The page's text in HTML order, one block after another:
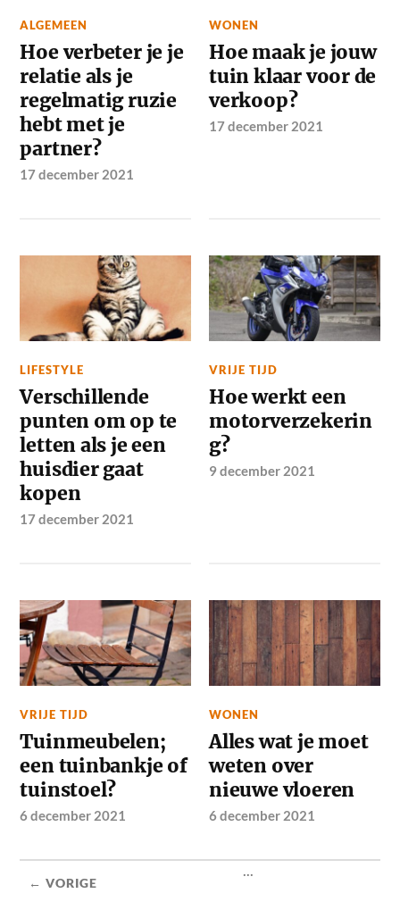
ALGEMEEN
Hoe verbeter je je
relatie als je
regelmatig ruzie
hebt met je
partner?
17 december 2021
WONEN
Hoe maak je jouw
tuin klaar voor de
verkoop?
17 december 2021
LIFESTYLE
Verschillende
punten om op te
letten als je een
huisdier gaat
kopen
17 december 2021
VRIJE TIJD
Hoe werkt een
motorverzekerin
g?
9 december 2021
VRIJE TIJD
Tuinmeubelen;
een tuinbankje of
tuinstoel?
6 december 2021
WONEN
Alles wat je moet
weten over
nieuwe vloeren
6 december 2021
← VORIGE
...